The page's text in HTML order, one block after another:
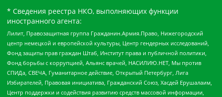
* Сведения реестра НКО, выполняющих функции
иностранного агента:
Лилит, Правозащитная группа Гражданин.Армия.Право, Нижегородский
центр немецкой и европейской культуры, Центр гендерных исследований,
Фонд защиты прав граждан Штаб, Институт права и публичной политики,
Фонд борьбы с коррупцией, Альянс врачей, НАСИЛИЮ.НЕТ, Мы против
СПИДа, СВЕЧА, Гуманитарное действие, Открытый Петербург, Лига
Избирателей, Правовая инициатива, Гражданский Союз, Хасдей Ерушалаим,
Центр поддержки и содействия развитию средств массовой информации,